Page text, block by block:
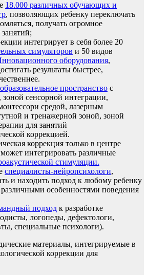
18.000 различных обучающих и
, позволяющих ребенку переключать
получать огромное
интегрирует в себя более 20
симуляторов и 50 видов
оборудования,
результаты быстрее,
образовательное пространство с
зоной сенсорной интеграции,
средой, лазерным
и тренажерной зоной, зоной
для занятий
коррекцией.
коррекция только в центре
интегрировать различные
стимуляции.
специалисты-нейропсихологи,
и находить подход к любому ребенку
особенностями поведения
подход к разработке
логопеды, дефектологи,
специальные психологи).
материалы, интегрируемые в
коррекции для